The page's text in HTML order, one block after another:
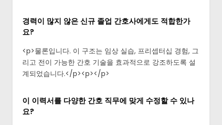
경력이 많지 않은 신규 졸업 간호사에게도 적합한가
요?
<p>물론입니다. 이 구조는 임상 실습, 프리셉터십 경험, 그
리고 전이 가능한 간호 기술을 효과적으로 강조하도록 설
계되었습니다.</p><p>‍</p>
이 이력서를 다양한 간호 직무에 맞게 수정할 수 있나
요?